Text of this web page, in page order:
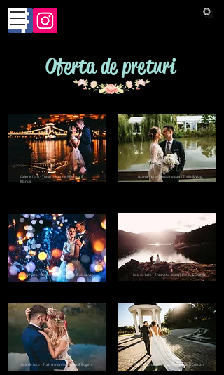
Oferta de preturi
Galerie foto - Trash the dress || Eunicia &
Marius
Galerie foto - Wedding day || Ersilia & Vlad
Galerie foto - Wedding day || Cristina & Alexandru Galerie foto - Trash the dress || Evelin & Cristian
Galerie foto - Trah the dress || Adina & Eugen Galerie foto - Wedding day || Evelin & Cristian